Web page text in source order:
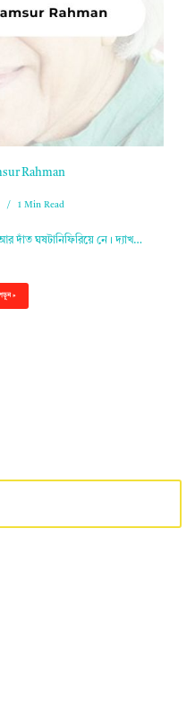
Rahman
1 Min Read
দাঁত ঘষটানিফিরিয়ে নে। দ্যাখ…
পড়ুন »